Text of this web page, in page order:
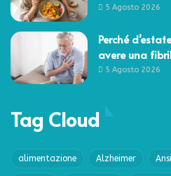
5 Agosto 2026
Perché
avere una
5 Agosto 2026
Tag Cloud
alimentazione Alzheimer